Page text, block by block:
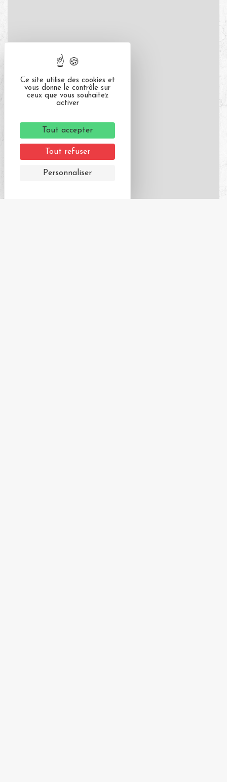
Ce site utilise des cookies et
vous donne le contrôle sur
ceux que vous souhaitez
activer
Tout accepter
Tout refuser
Personnaliser